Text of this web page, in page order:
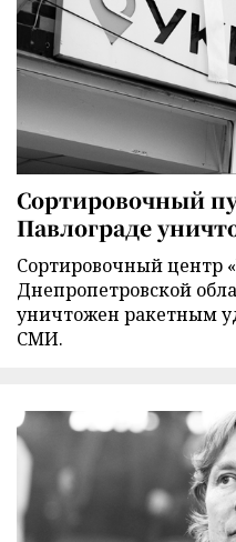
Сортировочный
Павлограде
Сортировочный центр
Днепропетровской
уничтожен ракетным
СМИ.